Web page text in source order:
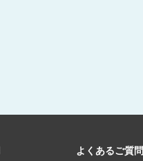
よくあるご質問